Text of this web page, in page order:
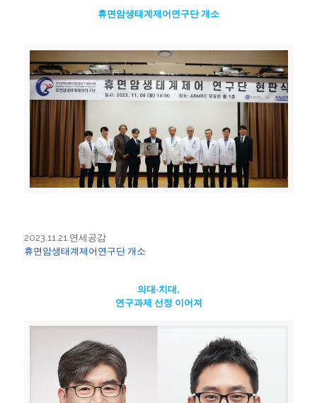
휴면암생태계제어연구단 개소
2023.11.21.연세공감
휴면암생태계제어연구단 개소
의대·치대,
연구과제 선정 이어져